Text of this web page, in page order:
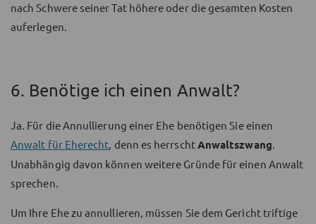
nach Schwere seiner Tat höhere oder die gesamten Kosten
auferlegen.
6. Benötige ich einen Anwalt?
Ja. Für die Annullierung einer Ehe benötigen Sie einen
Anwalt für Eherecht, denn es herrschtAnwaltszwang.
Unabhängig davon können weitere Gründe für einen Anwalt
sprechen.
Um Ihre Ehe zu annullieren, müssen Sie dem Gericht triftige